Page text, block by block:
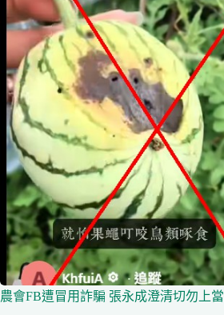
農會FB遭冒用詐騙 張永成澄清切勿上當